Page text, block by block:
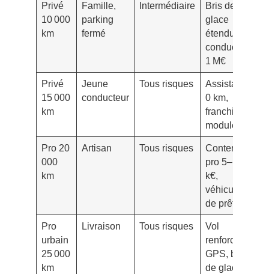
Privé
10 000
km
Famille,
parking
fermé
Intermédiaire
Bris de
glace
étendu,
conducteur
1 M€
Privé
15 000
km
Jeune
conducteur
Tous risques
Assistance
0 km,
franchise
modulée
Pro 20
000
km
Artisan Tous risques
Contenu
pro 5–10
k€,
véhicule
de prêt
Pro
urbain
25 000
km
Livraison Tous risques
Vol
renforcé,
GPS, bris
de glace